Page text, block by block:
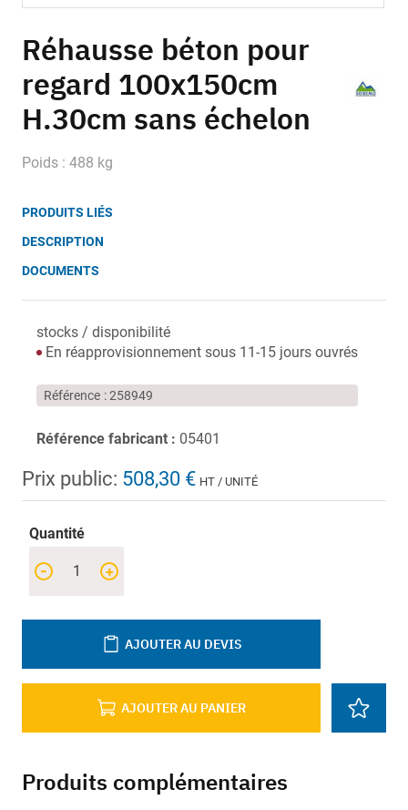
to
the
beginning
of
the
gallery
Réhausse béton pour
regard 100x150cm
H.30cm sans échelon
Poids : 488 kg
PRODUITS LIÉS
DESCRIPTION
DOCUMENTS
stocks / disponibilité
En réapprovisionnement sous 11-15 jours ouvrés
Référence 258949
Référence fabricant : 05401
Prix public: 508,30 € HT / UNITÉ
Quantité
+
-
AJOUTER AU PANIER
AJOUTER AU DEVIS
Produits complémentaires